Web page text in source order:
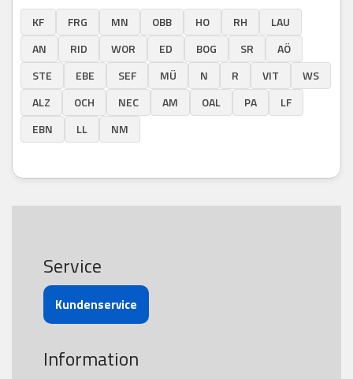
KF FRG MN OBB HO RH
LAU
AN
RID WOR ED BOG SR
AÖ
STE
EBE SEF MÜ N R VIT
WS
ALZ
OCH NEC AM OAL PA
LF
EBN
LL NM
Service
Kundenservice
Information